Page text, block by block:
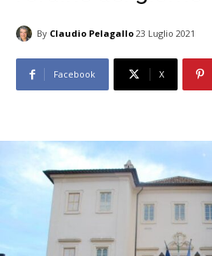
By Claudio Pelagallo 23 Luglio 2021
Facebook X